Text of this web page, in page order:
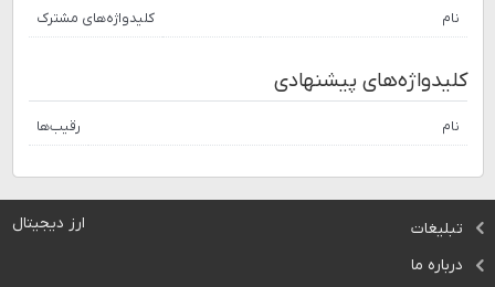
نام کلیدواژه‌های مشترک
کلیدواژه‌های پیشنهادی
نام رقیب‌ها
ارز دیجیتال
تبلیغات
درباره ما